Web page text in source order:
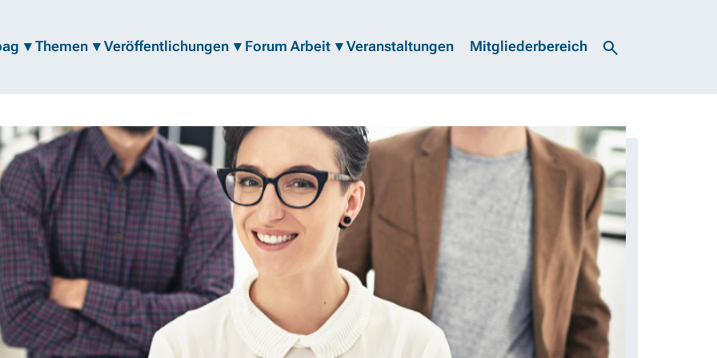
Themen Veröffentlichungen Forum Arbeit Veranstaltungen Mitgliederbereich